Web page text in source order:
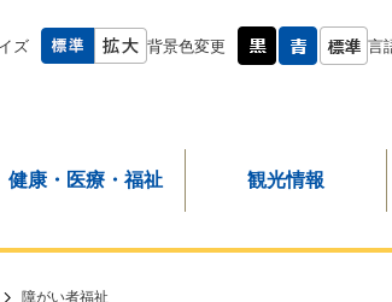
ズ 背景色変更 言
健康・医療・福祉 観光情報
障がい者福祉